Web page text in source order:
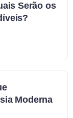
Serão os
Moderna